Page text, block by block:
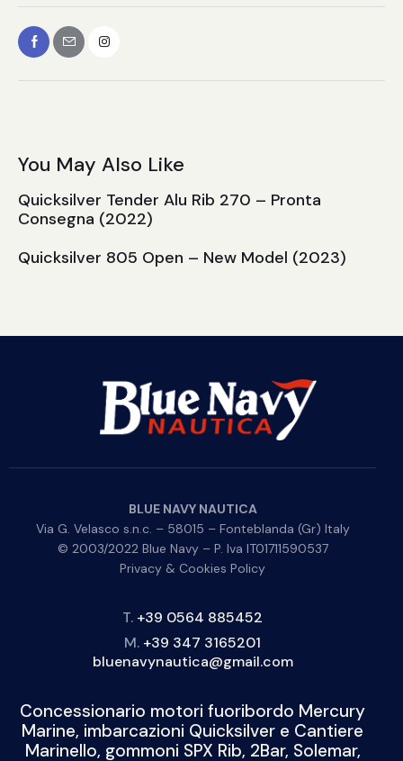
You May Also Like
Quicksilver Tender Alu Rib 270 – Pronta
Consegna (2022)
Quicksilver 805 Open – New Model (2023)
BLUE NAVY NAUTICA
Via G. Velasco s.n.c. – 58015 – Fonteblanda (Gr) Italy
© 2003/2022 Blue Navy – P. Iva IT01711590537
Privacy & Cookies Policy
T. +39 0564 885452
M. +39 347 3165201
bluenavynautica@gmail.com
Concessionario motori fuoribordo Mercury
Marine, imbarcazioni Quicksilver e Cantiere
Marinello, gommoni SPX Rib, 2Bar, Solemar,